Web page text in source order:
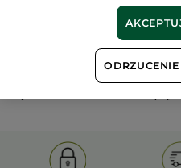
Pokaż więcej
OLD PRODUCT LINE